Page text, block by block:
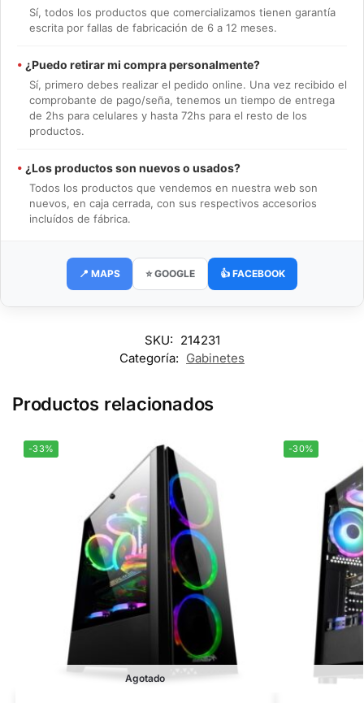
Sí, todos los productos que comercializamos tienen garantía
escrita por fallas de fabricación de 6 a 12 meses.
• ¿Puedo retirar mi compra personalmente?
Sí, primero debes realizar el pedido online. Una vez recibido el
comprobante de pago/seña, tenemos un tiempo de entrega
de 2hs para celulares y hasta 72hs para el resto de los
productos.
• ¿Los productos son nuevos o usados?
Todos los productos que vendemos en nuestra web son
nuevos, en caja cerrada, con sus respectivos accesorios
incluídos de fábrica.
📍 MAPS ⭐ GOOGLE 👍 FACEBOOK
SKU: 214231
Categoría: Gabinetes
Productos relacionados
-33%
Agotado
-30%